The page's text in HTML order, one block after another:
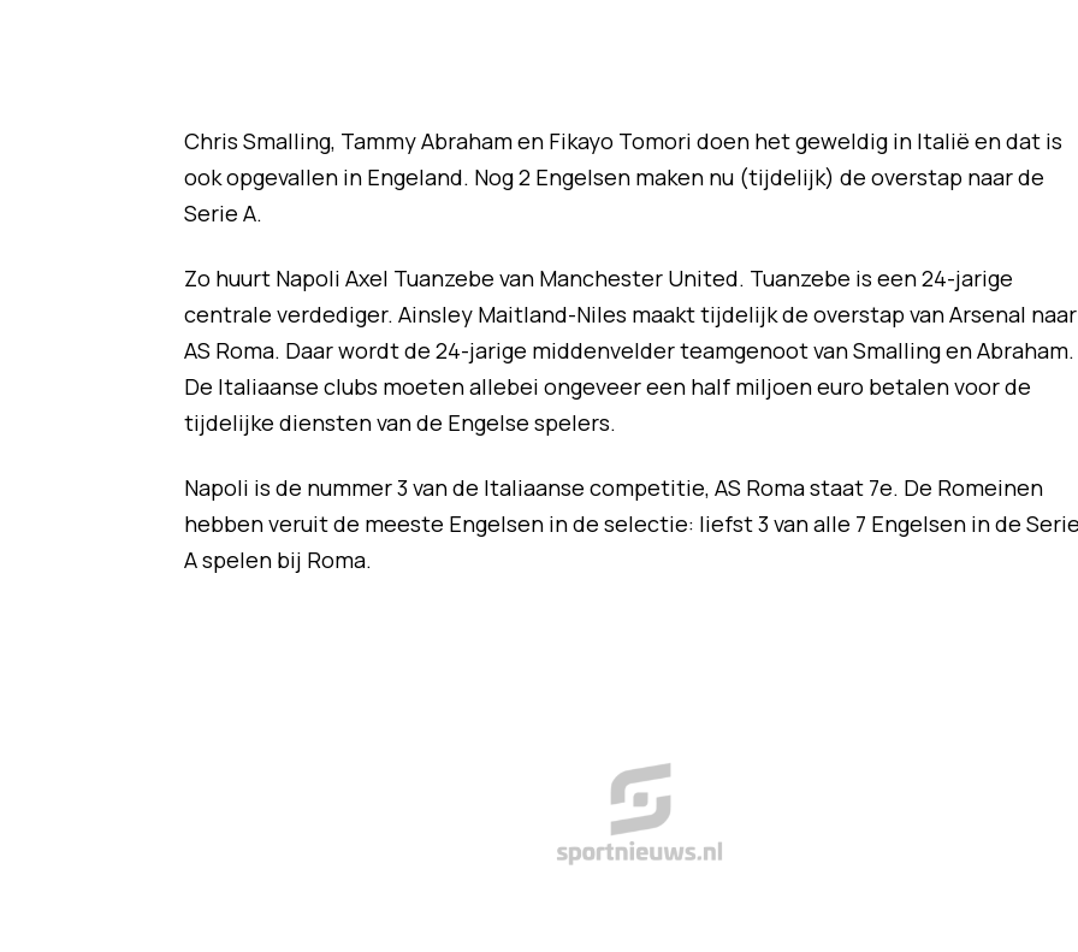
Chris Smalling, Tammy Abraham en Fikayo Tomori doen het geweldig in Italië en dat is
ook opgevallen in Engeland. Nog 2 Engelsen maken nu (tijdelijk) de overstap naar de
Serie A.
Zo huurt Napoli Axel Tuanzebe van Manchester United. Tuanzebe is een 24-jarige
centrale verdediger. Ainsley Maitland-Niles maakt tijdelijk de overstap van Arsenal naar
AS Roma. Daar wordt de 24-jarige middenvelder teamgenoot van Smalling en Abraham.
De Italiaanse clubs moeten allebei ongeveer een half miljoen euro betalen voor de
tijdelijke diensten van de Engelse spelers.
Napoli is de nummer 3 van de Italiaanse competitie, AS Roma staat 7e. De Romeinen
hebben veruit de meeste Engelsen in de selectie: liefst 3 van alle 7 Engelsen in de
A spelen bij Roma.